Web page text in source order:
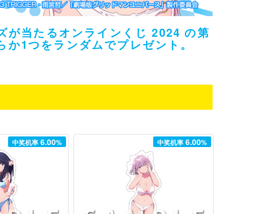
が当たるオンラインくじ 2024 の第
1つをランダムでプレゼント。
中奖机率6.00% 中奖机率6.00%